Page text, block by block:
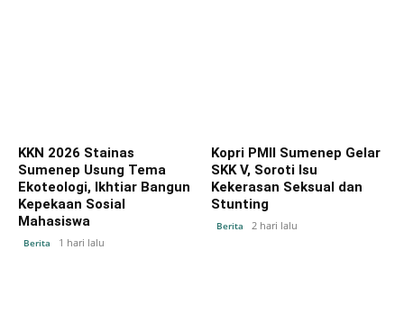
KKN 2026 Stainas
Sumenep Usung Tema
Ekoteologi, Ikhtiar Bangun
Kepekaan Sosial
Mahasiswa
Berita 1 hari lalu
Kopri PMII Sumenep Gelar
SKK V, Soroti Isu
Kekerasan Seksual dan
Stunting
Berita 2 hari lalu